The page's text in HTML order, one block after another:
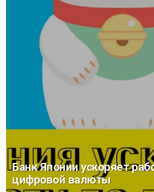
Банк Японии ускоряет
цифровой валюты